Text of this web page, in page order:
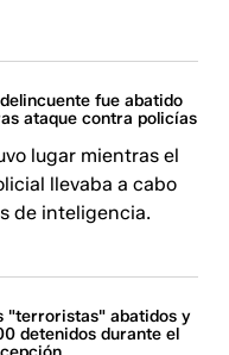
fue abatido
ataque contra policías
lugar mientras el
llevaba a cabo
de inteligencia.
"terroristas" abatidos y
detenidos durante el